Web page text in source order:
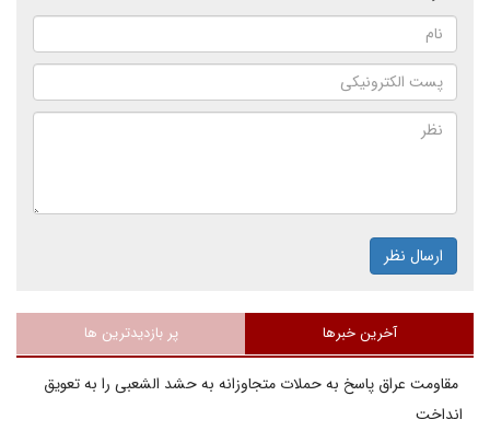
ارسال نظر
آخرین خبرها پر بازدیدترین ها
مقاومت عراق پاسخ به حملات متجاوزانه به حشد الشعبی را به تعویق
انداخت